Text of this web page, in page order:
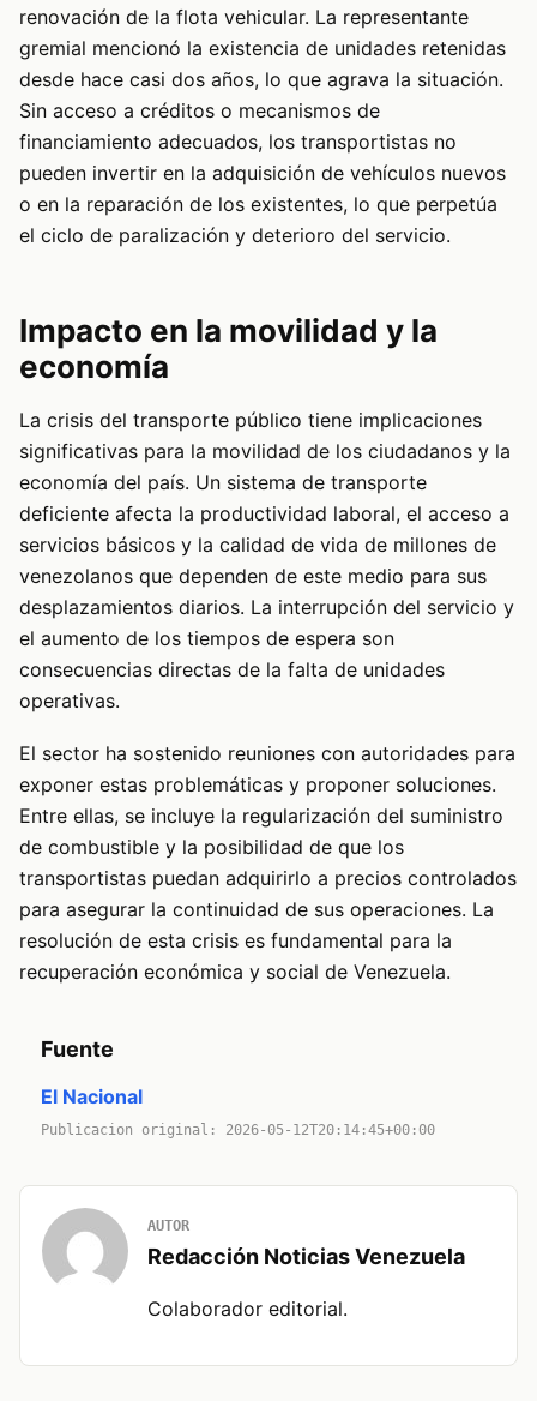
renovación de la flota vehicular. La representante
gremial mencionó la existencia de unidades retenidas
desde hace casi dos años, lo que agrava la situación.
Sin acceso a créditos o mecanismos de
financiamiento adecuados, los transportistas no
pueden invertir en la adquisición de vehículos nuevos
o en la reparación de los existentes, lo que perpetúa
el ciclo de paralización y deterioro del servicio.
Impacto en la movilidad y la
economía
La crisis del transporte público tiene implicaciones
significativas para la movilidad de los ciudadanos y la
economía del país. Un sistema de transporte
deficiente afecta la productividad laboral, el acceso a
servicios básicos y la calidad de vida de millones de
venezolanos que dependen de este medio para sus
desplazamientos diarios. La interrupción del servicio y
el aumento de los tiempos de espera son
consecuencias directas de la falta de unidades
operativas.
El sector ha sostenido reuniones con autoridades para
exponer estas problemáticas y proponer soluciones.
Entre ellas, se incluye la regularización del suministro
de combustible y la posibilidad de que los
transportistas puedan adquirirlo a precios controlados
para asegurar la continuidad de sus operaciones. La
resolución de esta crisis es fundamental para la
recuperación económica y social de Venezuela.
Fuente
El Nacional
Publicacion original: 2026-05-12T20:14:45+00:00
AUTOR
Redacción Noticias Venezuela
Colaborador editorial.